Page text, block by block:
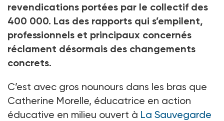
revendications portées par le collectif des
400 000. Las des rapports qui s’empilent,
professionnels et principaux concernés
réclament désormais des changements
concrets.
C’est avec gros nounours dans les bras que
Catherine Morelle, éducatrice en action
éducative en milieu ouvert à La Sauvegarde